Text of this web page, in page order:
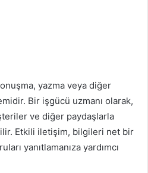
yazma veya diğer
Bir işgücü uzmanı olarak,
ve diğer paydaşlarla
Etkili iletişim, bilgileri net bir
yanıtlamanıza yardımcı